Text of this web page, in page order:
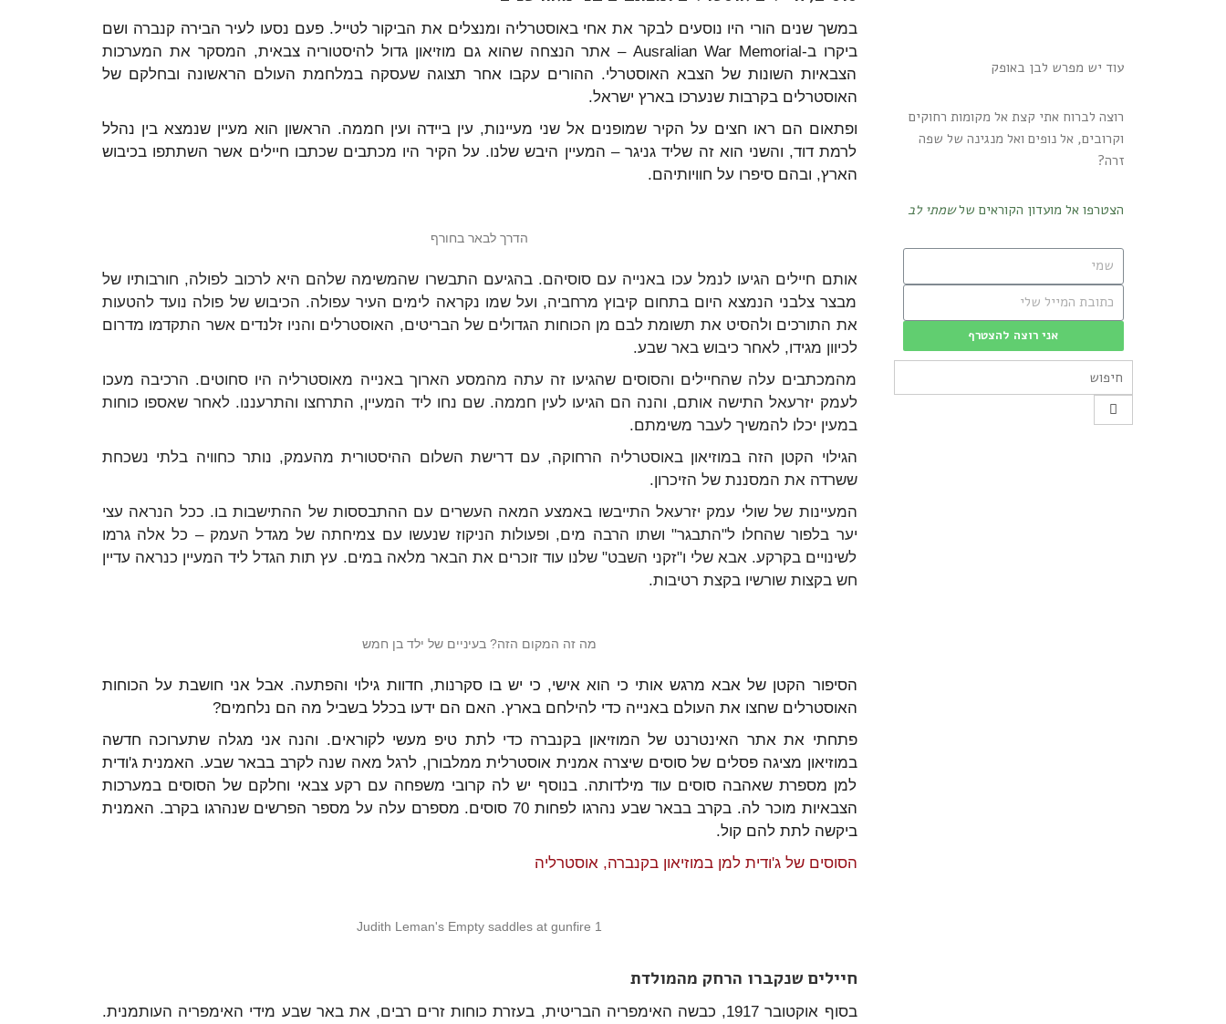
במשך שנים הורי היו נוסעים לבקר את אחי באוסטרליה ומנצלים את הביקור לטייל. פעם נסעו לעיר הבירה קנברה ושם
ביקרו ב-Ausralian War Memorial – אתר הנצחה שהוא גם מוזיאון גדול להיסטוריה צבאית, המסקר את המערכות
הצבאיות השונות של הצבא האוסטרלי. ההורים עקבו אחר תצוגה שעסקה במלחמת העולם הראשונה ובחלקם של
האוסטרלים בקרבות שנערכו בארץ ישראל.
ופתאום הם ראו חצים על הקיר שמופנים אל שני מעיינות, עין ביידה ועין חממה. הראשון הוא מעיין שנמצא בין נהלל
לרמת דוד, והשני הוא זה שליד גניגר – המעיין היבש שלנו. על הקיר היו מכתבים שכתבו חיילים אשר השתתפו בכיבוש
הארץ, ובהם סיפרו על חוויותיהם.
הדרך לבאר בחורף
אותם חיילים הגיעו לנמל עכו באנייה עם סוסיהם. בהגיעם התבשרו שהמשימה שלהם היא לרכוב לפולה, חורבותיו של
מבצר צלבני הנמצא היום בתחום קיבוץ מרחביה, ועל שמו נקראה לימים העיר עפולה. הכיבוש של פולה נועד להטעות
את התורכים ולהסיט את תשומת לבם מן הכוחות הגדולים של הבריטים, האוסטרלים והניו זלנדים אשר התקדמו מדרום
לכיוון מגידו, לאחר כיבוש באר שבע.
מהמכתבים עלה שהחיילים והסוסים שהגיעו זה עתה מהמסע הארוך באנייה מאוסטרליה היו סחוטים. הרכיבה מעכו
לעמק יזרעאל התישה אותם, והנה הם הגיעו לעין חממה. שם נחו ליד המעיין, התרחצו והתרעננו. לאחר שאספו כוחות
במעין יכלו להמשיך לעבר משימתם.
הגילוי הקטן הזה במוזיאון באוסטרליה הרחוקה, עם דרישת השלום ההיסטורית מהעמק, נותר כחוויה בלתי נשכחת
ששרדה את המסננת של הזיכרון.
המעיינות של שולי עמק יזרעאל התייבשו באמצע המאה העשרים עם ההתבססות של ההתישבות בו. ככל הנראה עצי
יער בלפור שהחלו ל"התבגר" ושתו הרבה מים, ופעולות הניקוז שנעשו עם צמיחתה של מגדל העמק – כל אלה גרמו
לשינויים בקרקע. אבא שלי ו"זקני השבט" שלנו עוד זוכרים את הבאר מלאה במים. עץ תות הגדל ליד המעיין כנראה עדיין
חש בקצות שורשיו בקצת רטיבות.
מה זה המקום הזה? בעיניים של ילד בן חמש
הסיפור הקטן של אבא מרגש אותי כי הוא אישי, כי יש בו סקרנות, חדוות גילוי והפתעה. אבל אני חושבת על הכוחות
האוסטרלים שחצו את העולם באנייה כדי להילחם בארץ. האם הם ידעו בכלל בשביל מה הם נלחמים?
פתחתי את אתר האינטרנט של המוזיאון בקנברה כדי לתת טיפ מעשי לקוראים. והנה אני מגלה שתערוכה חדשה
במוזיאון מציגה פסלים של סוסים שיצרה אמנית אוסטרלית ממלבורן, לרגל מאה שנה לקרב בבאר שבע. האמנית ג'ודית
למן מספרת שאהבה סוסים עוד מילדותה. בנוסף יש לה קרובי משפחה עם רקע צבאי וחלקם של הסוסים במערכות
הצבאיות מוכר לה. בקרב בבאר שבע נהרגו לפחות 70 סוסים. מספרם עלה על מספר הפרשים שנהרגו בקרב. האמנית
ביקשה לתת להם קול.
הסוסים של ג'ודית למן במוזיאון בקנברה, אוסטרליה
Judith Leman's Empty saddles at gunfire 1
חיילים שנקברו הרחק מהמולדת
בסוף אוקטובר 1917, כבשה האימפריה הבריטית, בעזרת כוחות זרים רבים, את באר שבע מידי האימפריה העותמנית.
עוד יש מפרש לבן באופק
רוצה לברוח אתי קצת אל מקומות רחוקים
וקרובים, אל נופים ואל מנגינה של שפה
זרה?
הצטרפו אל מועדון הקוראים שלשמתי לב
אני רוצה להצטרף